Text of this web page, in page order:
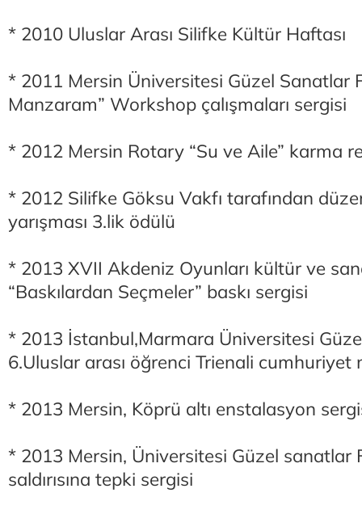
* 2010 Uluslar Arası Silifke Kültür Haftası
* 2011 Mersin Üniversitesi Güzel Sanatlar
Manzaram” Workshop çalışmaları sergisi
* 2012 Mersin Rotary “Su ve Aile” karma
* 2012 Silifke Göksu Vakfı tarafından
yarışması 3.lik ödülü
* 2013 XVII Akdeniz Oyunları kültür ve
“Baskılardan Seçmeler” baskı sergisi
* 2013 İstanbul,Marmara Üniversitesi
6.Uluslar arası öğrenci Trienali cumhuriyet
* 2013 Mersin, Köprü altı enstalasyon
* 2013 Mersin, Üniversitesi Güzel sanatlar
saldırısına tepki sergisi